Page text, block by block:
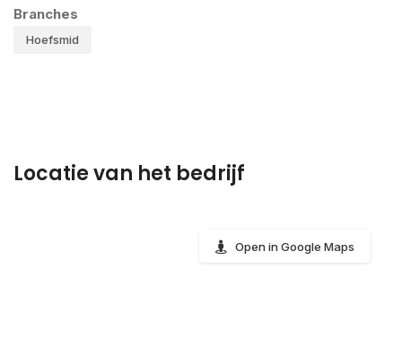
Branches
Hoefsmid
Locatie van het bedrijf
Open in Google Maps